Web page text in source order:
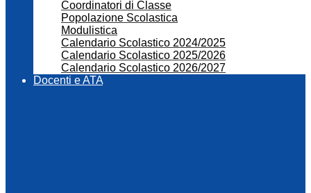
Coordinatori di Classe
Popolazione Scolastica
Modulistica
Calendario Scolastico 2024/2025
Calendario Scolastico 2025/2026
Calendario Scolastico 2026/2027
Docenti e ATA